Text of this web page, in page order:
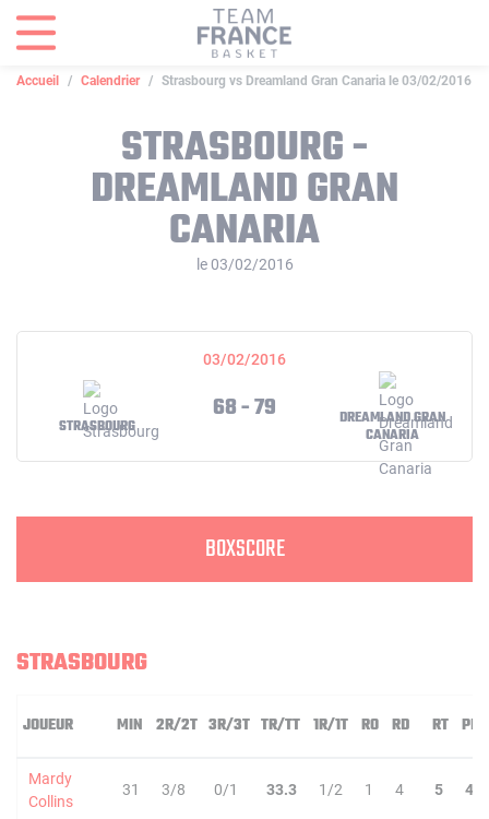
Accueil Calendrier Strasbourg vs Dreamland Gran Canaria le 03/02/2016
STRASBOURG -
DREAMLAND GRAN
CANARIA
le 03/02/2016
03/02/2016
STRASBOURG
68 - 79
DREAMLAND GRAN
CANARIA
BOXSCORE
STRASBOURG
JOUEUR MIN 2R/2T 3R/3T TR/TT 1R/1T RO RD RT PD
Mardy
Collins
31 3/8 0/1 33.3 1/2 1 4 5 4
Panneau de gestion des cookies